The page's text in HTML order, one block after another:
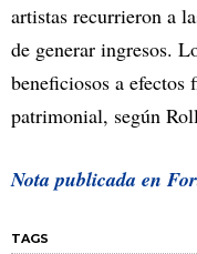
artistas recurrieron a
de generar ingresos.
beneficiosos a
patrimonial, según
Nota publicada en
TAGS